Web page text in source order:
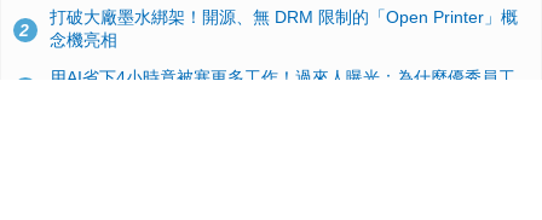
2
打破大廠墨水綁架！開源、無 DRM 限制的「Open Printer」概
念機亮相
用AI省下4小時竟被塞更多工作！過來人曝光：為什麼優秀員工